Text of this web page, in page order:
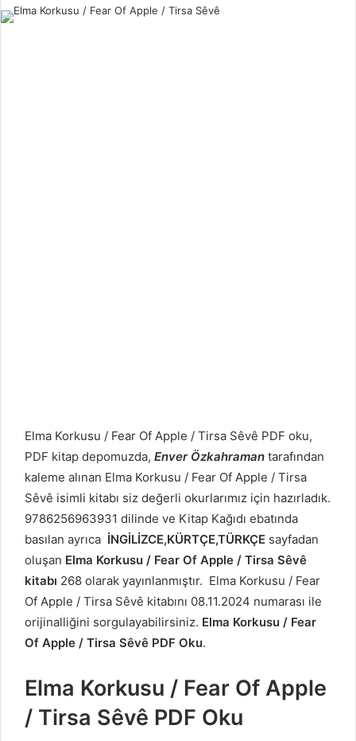
Elma Korkusu / Fear Of Apple / Tirsa Sêvê PDF oku,
PDF kitap depomuzda, Enver Özkahraman tarafından
kaleme alınan Elma Korkusu / Fear Of Apple / Tirsa
Sêvê isimli kitabı siz değerli okurlarımız için hazırladık.
9786256963931 dilinde ve Kitap Kağıdı ebatında
basılan ayrıca İNGİLİZCE,KÜRTÇE,TÜRKÇE sayfadan
oluşan Elma Korkusu / Fear Of Apple / Tirsa Sêvê
kitabı 268 olarak yayınlanmıştır. Elma Korkusu / Fear
Of Apple / Tirsa Sêvê kitabını 08.11.2024 numarası ile
orijinalliğini sorgulayabilirsiniz. Elma Korkusu / Fear
Of Apple / Tirsa Sêvê PDF Oku.
Elma Korkusu / Fear Of Apple
/ Tirsa Sêvê PDF Oku